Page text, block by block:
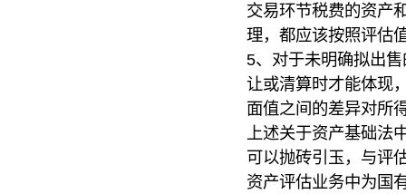
交易环节税费的资产
理，都应该按照评估
5、对于未明确拟出
让或清算时才能体现
面值之间的差异对所
上述关于资产基础法
可以抛砖引玉，与评
资产评估业务中为国